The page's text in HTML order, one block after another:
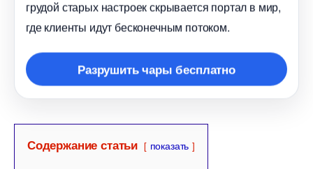
рудой старых настроек скрывается портал в мир,
де клиенты идут бесконечным потоком.
Разрушить чары бесплатно
Содержание статьи показать